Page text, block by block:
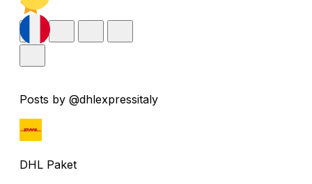
Posts by @dhlexpressitaly
DHL Paket